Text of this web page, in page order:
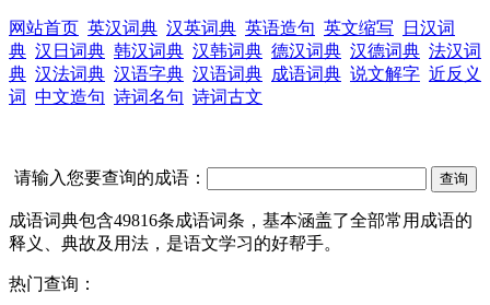
网站首页 英汉词典 汉英词典 英语造句 英文缩写
日汉词
典 汉日词典 韩汉词典 汉韩词典 德汉词典 汉德词典 法汉词
典 汉法词典 汉语字典 汉语词典 成语词典 说文解字 近反义
词 中文造句 诗词名句 诗词古文
请输入您要查询的成语：
成语词典包含49816条成语词条，基本涵盖了全部常用成语的
释义、典故及用法，是语文学习的好帮手。
热门查询：